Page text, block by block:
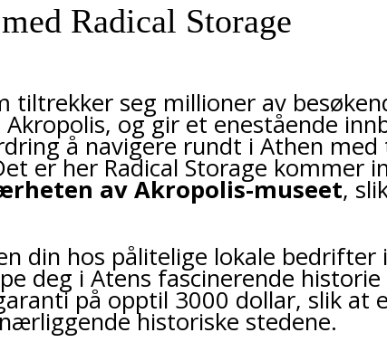
Radical Storage
seg millioner av
og gir et enestående
å navigere rundt i Athen
er her Radical Storage kommer
av Akropolis-museet,
din hos pålitelige lokale
deg i Atens fascinerende
på opptil 3000 dollar, slik at
historiske stedene.